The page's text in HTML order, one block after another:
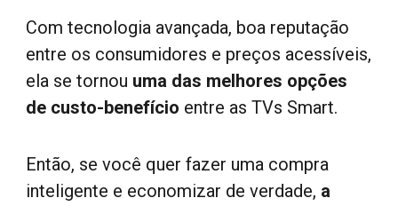
Com tecnologia avançada, boa reputação
entre os consumidores e preços acessíveis,
ela se tornou uma das melhores opções
de custo-benefício entre as TVs Smart.
Então, se você quer fazer uma compra
inteligente e economizar de verdade, a